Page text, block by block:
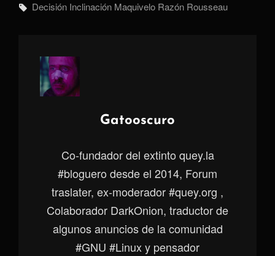
Etiquetas,
Decisión Inclinación Maquivelo Razón Rousseau
Autor:
Gatooscuro
Co-fundador del extinto quey.la
#bloguero desde el 2014, Forum
traslater, ex-moderador #quey.org ,
Colaborador DarkOnion, traductor de
algunos anuncios de la comunidad
#GNU #Linux y pensador